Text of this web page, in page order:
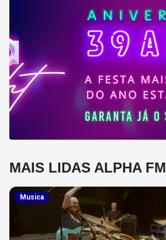
MAIS LIDAS ALPHA FM
Musica